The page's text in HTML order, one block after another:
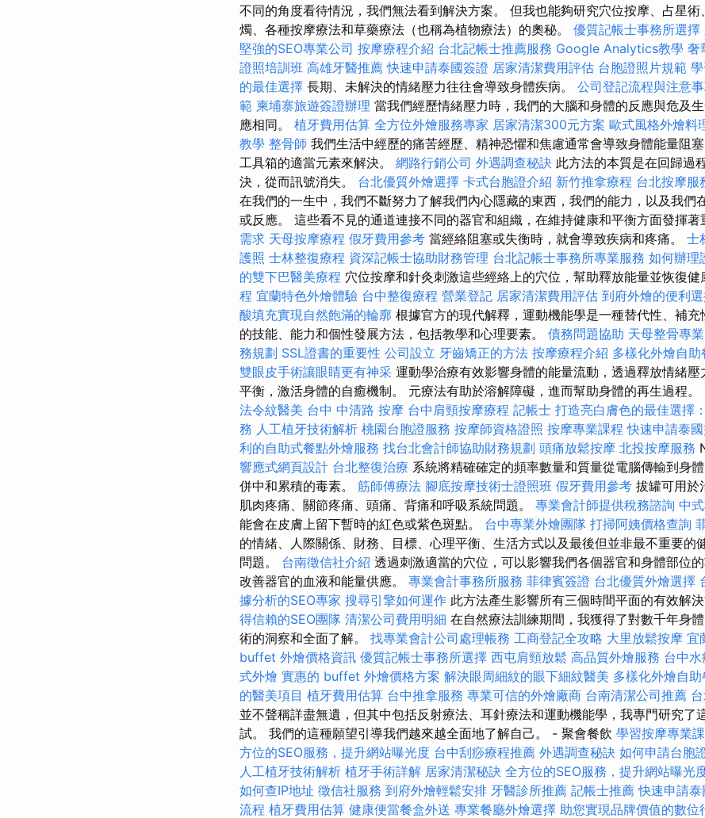
不同的角度看待情況，我們無法看到解決方案。 但我也能夠研究穴位按摩、占星
燭、各種按摩療法和草藥療法（也稱為植物療法）的奧秘。 優質記帳士事務所選擇
堅強的SEO專業公司 按摩療程介紹 台北記帳士推薦服務 Google Analytics教學 奢
證照培訓班 高雄牙醫推薦 快速申請泰國簽證 居家清潔費用評估 台胞證照片規範
的最佳選擇 長期、未解決的情緒壓力往往會導致身體疾病。 公司登記流程與注意
範 柬埔寨旅遊簽證辦理 當我們經歷情緒壓力時，我們的大腦和身體的反應與危及
應相同。 植牙費用估算 全方位外燴服務專家 居家清潔300元方案 歐式風格外燴料
教學 整骨師 我們生活中經歷的痛苦經歷、精神恐懼和焦慮通常會導致身體能量阻
工具箱的適當元素來解決。 網路行銷公司 外遇調查秘訣 此方法的本質是在回歸過
決，從而訊號消失。 台北優質外燴選擇 卡式台胞證介紹 新竹推拿療程 台北按摩服
在我們的一生中，我們不斷努力了解我們內心隱藏的東西，我們的能力，以及我們
或反應。 這些看不見的通道連接不同的器官和組織，在維持健康和平衡方面發揮著
需求 天母按摩療程 假牙費用參考 當經絡阻塞或失衡時，就會導致疾病和疼痛。 士
護照 士林整復療程 資深記帳士協助財務管理 台北記帳士事務所專業服務 如何辦理
的雙下巴醫美療程 穴位按摩和針灸刺激這些經絡上的穴位，幫助釋放能量並恢復健
程 宜蘭特色外燴體驗 台中整復療程 營業登記 居家清潔費用評估 到府外燴的便利
酸填充實現自然飽滿的輪廓 根據官方的現代解釋，運動機能學是一種替代性、補充
的技能、能力和個性發展方法，包括教學和心理要素。 債務問題協助 天母整骨專業
務規劃 SSL證書的重要性 公司設立 牙齒矯正的方法 按摩療程介紹 多樣化外燴自助
雙眼皮手術讓眼睛更有神采 運動學治療有效影響身體的能量流動，透過釋放情緒
平衡，激活身體的自癒機制。 元療法有助於溶解障礙，進而幫助身體的再生過程。
法令紋醫美 台中 中清路 按摩 台中肩頸按摩療程 記帳士 打造亮白膚色的最佳選擇
務 人工植牙技術解析 桃園台胞證服務 按摩師資格證照 按摩專業課程快速申請泰
利的自助式餐點外燴服務 找台北會計師協助財務規劃 頭痛放鬆按摩 北投按摩服務
響應式網頁設計 台北整復治療 系統將精確確定的頻率數量和質量從電腦傳輸到身
併中和累積的毒素。 筋師傅療法 腳底按摩技術士證照班 假牙費用參考 拔罐可用於
肌肉疼痛、關節疼痛、頭痛、背痛和呼吸系統問題。 專業會計師提供稅務諮詢 中
能會在皮膚上留下暫時的紅色或紫色斑點。 台中專業外燴團隊 打掃阿姨價格查詢
的情緒、人際關係、財務、目標、心理平衡、生活方式以及最後但並非最不重要的
問題。 台南徵信社介紹 透過刺激適當的穴位，可以影響我們各個器官和身體部位
改善器官的血液和能量供應。 專業會計事務所服務 菲律賓簽證 台北優質外燴選擇
據分析的SEO專家 搜尋引擎如何運作 此方法產生影響所有三個時間平面的有效解決
得信賴的SEO團隊 清潔公司費用明細 在自然療法訓練期間，我獲得了對數千年身
術的洞察和全面了解。 找專業會計公司處理帳務 工商登記全攻略 大里放鬆按摩 宜
buffet 外燴價格資訊 優質記帳士事務所選擇 西屯肩頸放鬆 高品質外燴服務 台中水
式外燴 實惠的 buffet 外燴價格方案 解決眼周細紋的眼下細紋醫美 多樣化外燴自
的醫美項目 植牙費用估算 台中推拿服務 專業可信的外燴廠商 台南清潔公司推薦
並不聲稱詳盡無遺，但其中包括反射療法、耳針療法和運動機能學，我專門研究了
試。 我們的這種願望引導我們越來越全面地了解自己。 - 聚會餐飲 學習按摩專業
方位的SEO服務，提升網站曝光度 台中刮痧療程推薦 外遇調查秘訣 如何申請台胞
人工植牙技術解析 植牙手術詳解 居家清潔秘訣 全方位的SEO服務，提升網站曝光
如何查IP地址 徵信社服務 到府外燴輕鬆安排 牙醫診所推薦 記帳士推薦 快速申請泰
流程 植牙費用估算 健康便當餐盒外送 專業餐廳外燴選擇 助您實現品牌價值的數位